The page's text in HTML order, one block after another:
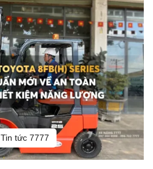
Tin tức 7777